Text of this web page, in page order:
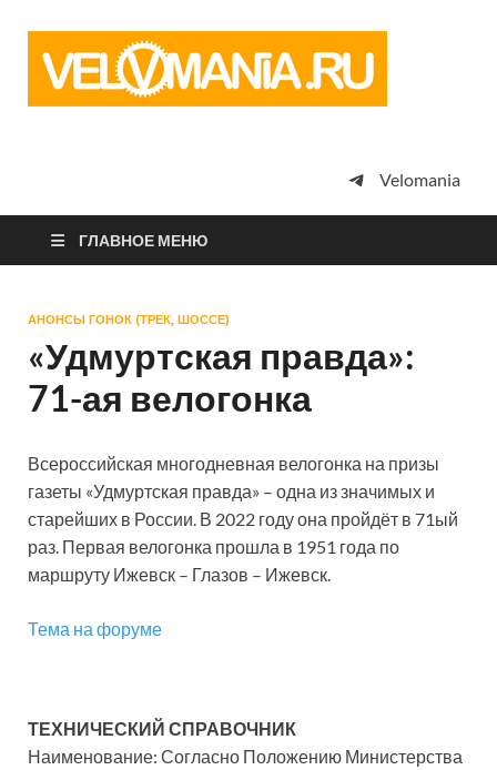
просто
Velomania
ГЛАВНОЕ МЕНЮ
АНОНСЫ ГОНОК (ТРЕК, ШОССЕ)
«Удмуртская правда»:
71-ая велогонка
Всероссийская многодневная велогонка на призы
газеты «Удмуртская правда» – одна из значимых и
старейших в России. В 2022 году она пройдёт в 71ый
раз. Первая велогонка прошла в 1951 года по
маршруту Ижевск – Глазов – Ижевск.
Тема на форуме
ТЕХНИЧЕСКИЙ СПРАВОЧНИК
Наименование: Согласно Положению Министерства